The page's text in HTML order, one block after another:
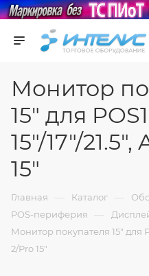
Монитор
15" для
15"/17"/
15"
Главная — Каталог —
POS-периферия —
Монитор покупателя 15" для
2/Pro 15"